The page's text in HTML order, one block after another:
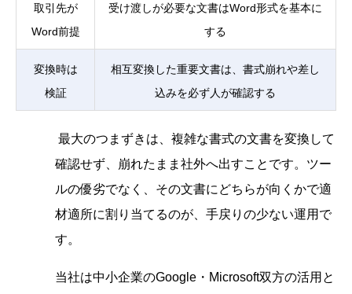
取引先が
Word前提
受け渡しが必要な文書はWord形式を基本に
する
変換時は
検証
相互変換した重要文書は、書式崩れや差し
込みを必ず人が確認する
最大のつまずきは、複雑な書式の文書を変換して
確認せず、崩れたまま社外へ出すことです。ツー
ルの優劣でなく、その文書にどちらが向くかで適
材適所に割り当てるのが、手戻りの少ない運用で
す。
当社は中小企業のGoogle・Microsoft双方の活用と